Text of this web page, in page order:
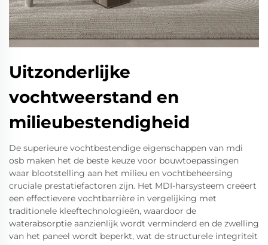
Uitzonderlijke
vochtweerstand en
milieubestendigheid
De superieure vochtbestendige eigenschappen van mdi
osb maken het de beste keuze voor bouwtoepassingen
waar blootstelling aan het milieu en vochtbeheersing
cruciale prestatiefactoren zijn. Het MDI-harsysteem creëert
een effectievere vochtbarrière in vergelijking met
traditionele kleeftechnologieën, waardoor de
waterabsorptie aanzienlijk wordt verminderd en de zwelling
van het paneel wordt beperkt, wat de structurele integriteit